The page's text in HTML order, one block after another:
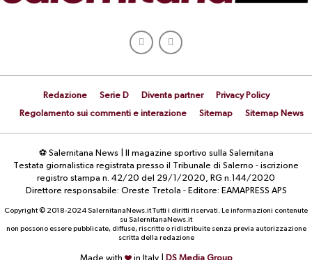
Redazione Serie D Diventa partner
Privacy Policy
Regolamento sui commenti e interazione
Sitemap Sitemap News
⚽ Salernitana News | Il magazine sportivo sulla Salernitana
Testata giornalistica registrata presso il Tribunale di Salerno - iscrizione
registro stampa n. 42/20 del 29/1/2020, RG n.144/2020
Direttore responsabile: Oreste Tretola - Editore: EAMAPRESS APS
Copyright © 2018-2024 SalernitanaNews.it Tutti i diritti riservati. Le informazioni contenute
su SalernitanaNews.it
non possono essere pubblicate, diffuse, riscritte o ridistribuite senza previa autorizzazione
scritta della redazione